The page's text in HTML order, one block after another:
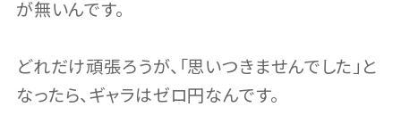
が無いんです。
どれだけ頑張ろうが、「思いつきませんでした」と
なったら、ギャラはゼロ円なんです。